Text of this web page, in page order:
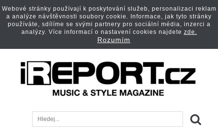
Webové stránky používají k poskytování služeb, personalizaci reklam
a analýze návštěvnosti soubory cookie. Informace, jak tyto stránky
používáte, sdílíme se svými partnery pro sociální média, inzerci a
analýzy. Více informací o nastavení cookies najdete zde.
Rozumím